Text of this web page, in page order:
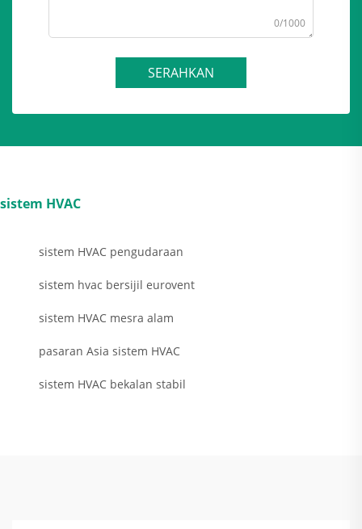
0/1000
SERAHKAN
sistem HVAC
sistem HVAC pengudaraan
sistem hvac bersijil eurovent
sistem HVAC mesra alam
pasaran Asia sistem HVAC
sistem HVAC bekalan stabil